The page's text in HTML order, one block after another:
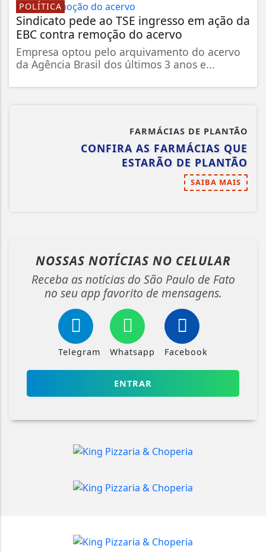
POLÍTICA
Sindicato pede ao TSE ingresso em ação da
EBC contra remoção do acervo
Empresa optou pelo arquivamento do acervo
da Agência Brasil dos últimos 3 anos e...
FARMÁCIAS DE PLANTÃO
CONFIRA AS FARMÁCIAS QUE
ESTARÃO DE PLANTÃO
SAIBA MAIS
NOSSAS NOTÍCIAS NO CELULAR
Receba as notícias do São Paulo de Fato
no seu app favorito de mensagens.
Telegram Whatsapp Facebook
ENTRAR